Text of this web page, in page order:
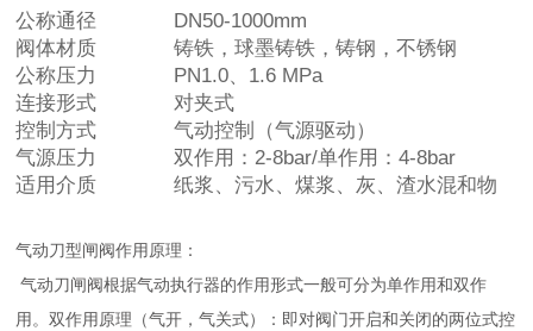
公称通径
DN50-1000mm
阀体材质
铸铁，球墨铸铁，铸钢，不锈钢
公称压力
PN1.0、1.6 MPa
连接形式
对夹式
控制方式
气动控制（气源驱动）
气源压力
双作用：2-8bar/单作用：4-8bar
适用介质
纸浆、污水、煤浆、灰、渣水混和物
气动刀型闸阀作用原理：
气动刀闸阀根据气动执行器的作用形式一般可分为单作用和双作
用。双作用原理（气开，气关式）：即对阀门开启和关闭的两位式控